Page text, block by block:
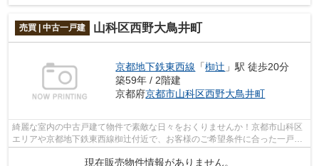
売買 | 中古一戸建 山科区西野大鳥井町
京都地下鉄東西線 「椥辻 」駅 徒歩20分
築59年 / 2階建
京都府京都市山科区西野大鳥井町
綺麗な室内の中古戸建て物件で素敵な日々をおくりませんか！京都市山科区
エリアや京都地下鉄東西線椥辻付近で、お客様のご希望条件に合った一戸建
現在販売物件情報がありません。